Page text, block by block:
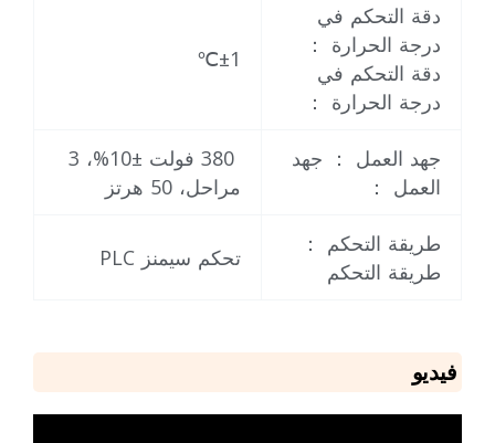
دقة التحكم في
درجة الحرارة ：
دقة التحكم في
درجة الحرارة ：
±1℃
جهد العمل ： جهد
العمل ：
380 فولت ±10%، 3
مراحل، 50 هرتز
طريقة التحكم ：
طريقة التحكم
تحكم سيمنز PLC
فيديو